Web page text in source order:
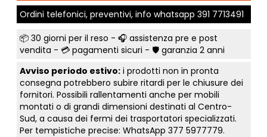
Ordini telefonici, preventivi, info whatsapp 391 7713491
📦 30 giorni per il reso - 🎧 assistenza pre e post
vendita - 💳 pagamenti sicuri - 🛡️ garanzia 2 anni
Avviso periodo estivo:i prodotti non in pronta
consegna potrebbero subire ritardi per le chiusure dei
fornitori. Possibili rallentamenti anche per mobili
montati o di grandi dimensioni destinati al Centro-
Sud, a causa dei fermi dei trasportatori specializzati.
Per tempistiche precise: WhatsApp 377 5977779.